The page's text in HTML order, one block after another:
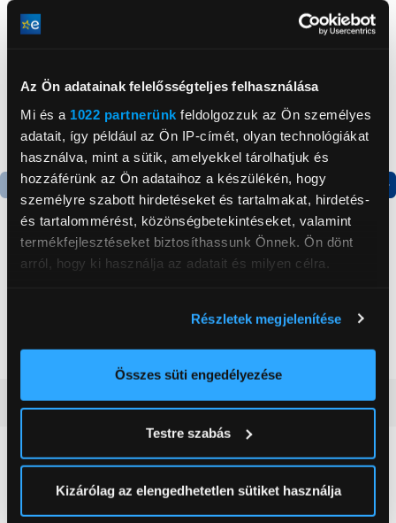
Az Ön adatainak felelősségteljes felhasználása
Mi és a 1022 partnerünk feldolgozzuk az Ön személyes
adatait, így például az Ön IP-címét, olyan technológiákat
használva, mint a sütik, amelyekkel tárolhatjuk és
hozzáférünk az Ön adataihoz a készülékén, hogy
személyre szabott hirdetéseket és tartalmakat, hirdetés-
és tartalommérést, közönségbetekintéseket, valamint
termékfejlesztéseket biztosíthassunk Önnek. Ön dönt
arról, hogy ki használja az adatait és milyen célra.
elhelyezkedéséről pár méteres pontossággal
Az Ön készülékén beazonosítása annak konkrét
módjairól és adja meg preferenciáit aRészletek
pontban. Bármikor módosíthatja vagy visszavonhatja a
Sütinyilatkozathoz való hozzájárulását.
Részletek megjelenítése
Összes süti engedélyezése
Testre szabás
Kizárólag az elengedhetetlen sütiket használja
Termék adatlap
Gorenje NRS8182KX Side
Termék adatlap
Gorenje RF312EPW4
99 999 Ft
Vásárlói vélemények(0)
0
0 értékelés